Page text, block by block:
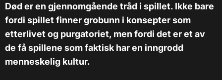
Død er en gjennomgående tråd i spillet. Ikke bare
fordi spillet finner grobunn i konsepter som
etterlivet og purgatoriet, men fordi det er et av
de få spillene som faktisk har en inngrodd
menneskelig kultur.